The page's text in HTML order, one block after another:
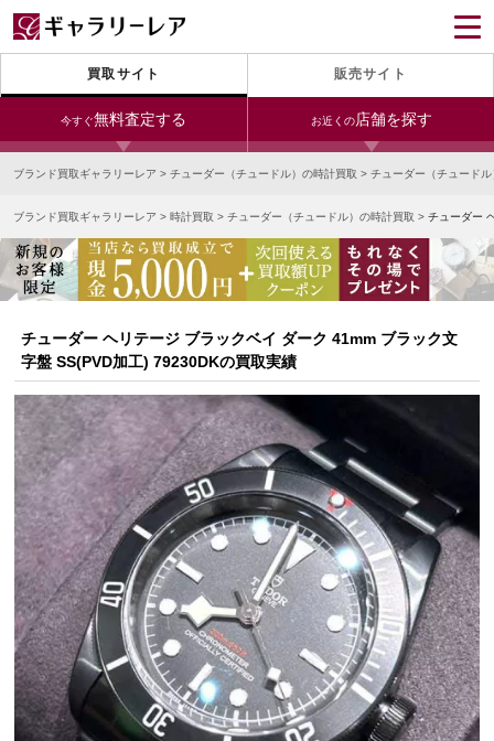
買取サイト 販売サイト
今すぐ無料査定する お近くの店舗を探す
24時間受付（対応時間10:00～19:00）
宅配買取を申し込む
無料の宅配キットをお届けします
今すぐ電話査定
受付時間 10:00～19:00
銀座本店 青山表参道店 新宿東口店
小田急新宿店 LAB東京 名古屋大須店
なんば店 神戸元町(三宮)店
中野ブロードウェイ
宅配買取を申し込む
無料の宅配キットをお届けします
ブランド買取ギャラリーレア > チューダー（チュードル）の時計買取 > チューダー（チュード
ブランド買取ギャラリーレア > 時計買取 > チューダー（チュードル）の時計買取 > チューダー
チューダー ヘリテージ ブラックベイ ダーク 41mm ブラック文
字盤 SS(PVD加工) 79230DKの買取実績